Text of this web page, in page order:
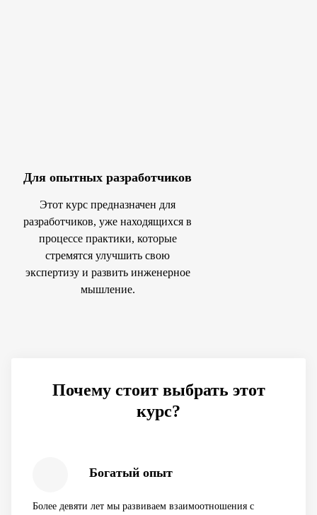
Для опытных разработчиков
Этот курс предназначен для
разработчиков, уже находящихся в
процессе практики, которые
стремятся улучшить свою
экспертизу и развить инженерное
мышление.
Почему стоит выбрать этот
курс?
Богатый опыт
Более девяти лет мы развиваем взаимоотношения с